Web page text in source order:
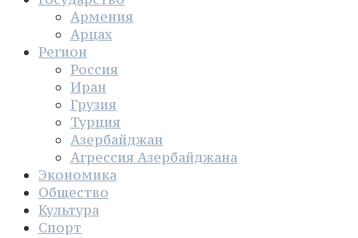
Армения
Арцах
Регион
Россия
Иран
Грузия
Турция
Азербайджан
Агрессия Азербайджана
Экономика
Общество
Культура
Спорт